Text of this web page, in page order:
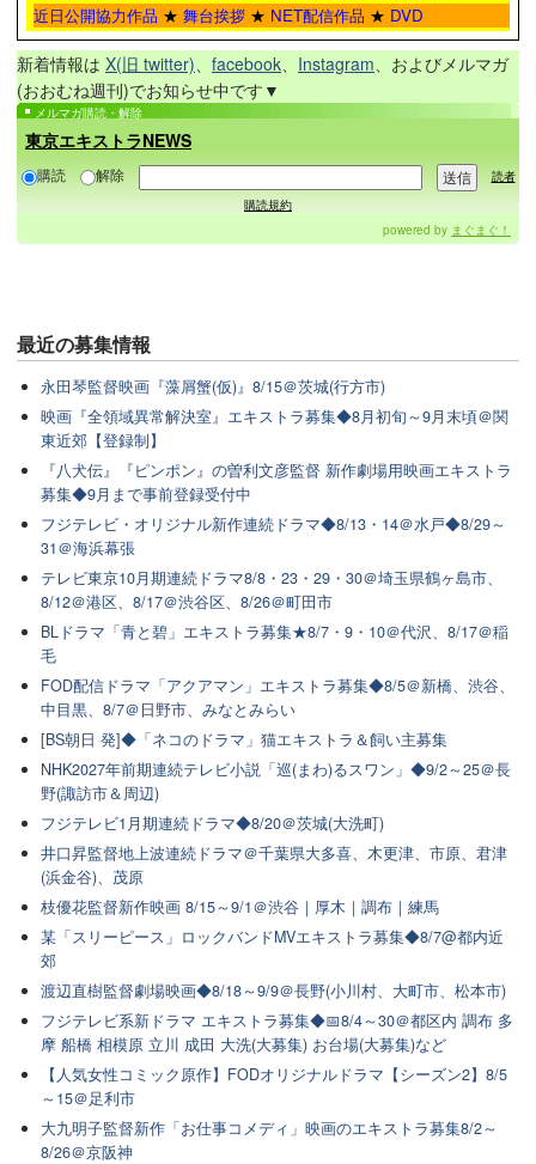
近日公開協力作品 ★ 舞台挨拶 ★ NET配信作品 ★ DVD
新着情報は X(旧 twitter)、 facebook、 Instagram、およびメルマガ
(おおむね週刊)でお知らせ中です▼
メルマガ購読・解除
東京エキストラNEWS
購読 解除
読者
購読規約
powered by まぐまぐ！
最近の募集情報
永田琴監督映画『藻屑蟹(仮)』8/15＠茨城(行方市)
映画『全領域異常解決室』エキストラ募集◆8月初旬～9月末頃＠関
東近郊【登録制】
『八犬伝』『ピンポン』の曽利文彦監督 新作劇場用映画エキストラ
募集◆9月まで事前登録受付中
フジテレビ・オリジナル新作連続ドラマ◆8/13・14＠水戸◆8/29～
31＠海浜幕張
テレビ東京10月期連続ドラマ8/8・23・29・30＠埼玉県鶴ヶ島市、
8/12＠港区、8/17＠渋谷区、8/26＠町田市
BLドラマ「青と碧」エキストラ募集★8/7・9・10＠代沢、8/17＠稲
毛
FOD配信ドラマ「アクアマン」エキストラ募集◆8/5＠新橋、渋谷、
中目黒、8/7＠日野市、みなとみらい
[BS朝日 発]◆「ネコのドラマ」猫エキストラ＆飼い主募集
NHK2027年前期連続テレビ小説「巡(まわ)るスワン」◆9/2～25＠長
野(諏訪市＆周辺)
フジテレビ1月期連続ドラマ◆8/20＠茨城(大洗町)
井口昇監督地上波連続ドラマ＠千葉県大多喜、木更津、市原、君津
(浜金谷)、茂原
枝優花監督新作映画 8/15～9/1＠渋谷｜厚木｜調布｜練馬
某「スリーピース」ロックバンドMVエキストラ募集◆8/7@都内近
郊
渡辺直樹監督劇場映画◆8/18～9/9＠長野(小川村、大町市、松本市)
フジテレビ系新ドラマ エキストラ募集◆📅8/4～30＠都区内 調布 多
摩 船橋 相模原 立川 成田 大洗(大募集) お台場(大募集)など
【人気女性コミック原作】FODオリジナルドラマ【シーズン2】8/5
～15＠足利市
大九明子監督新作「お仕事コメディ」映画のエキストラ募集8/2～
8/26＠京阪神